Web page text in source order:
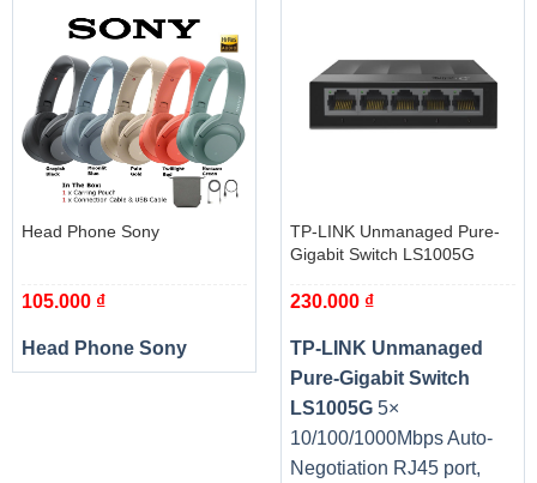
Head Phone Sony
105.000 ₫
Head Phone Sony
TP-LINK Unmanaged Pure-
Gigabit Switch LS1005G
230.000 ₫
TP-LINK Unmanaged
Pure-Gigabit Switch
LS1005G5×
10/100/1000Mbps Auto-
Negotiation RJ45 port,